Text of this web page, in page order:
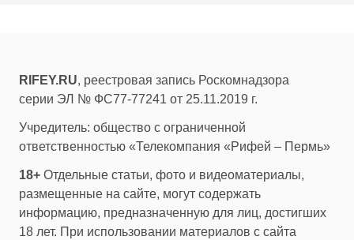
RIFEY.RU, реестровая запись Роскомнадзора
серии ЭЛ № ФС77-77241 от 25.11.2019 г.
Учредитель: общество с ограниченной
ответственностью «Телекомпания «Рифей – Пермь»
18+ Отдельные статьи, фото и видеоматериалы,
размещенные на сайте, могут содержать
информацию, предназначенную для лиц, достигших
18 лет. При использовании материалов с сайта